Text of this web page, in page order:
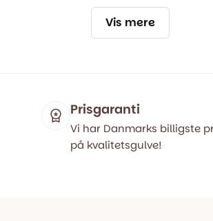
Vis mere
Prisgaranti
Vi har Danmarks billigste
på kvalitetsgulve!